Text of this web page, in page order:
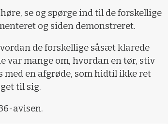
se og spørge ind til de forskellige
og siden demonstreret.
de forskellige såsæt klarede
var mange om, hvordan en tør, stiv
en afgrøde, som hidtil ikke ret
til sig.
avisen.